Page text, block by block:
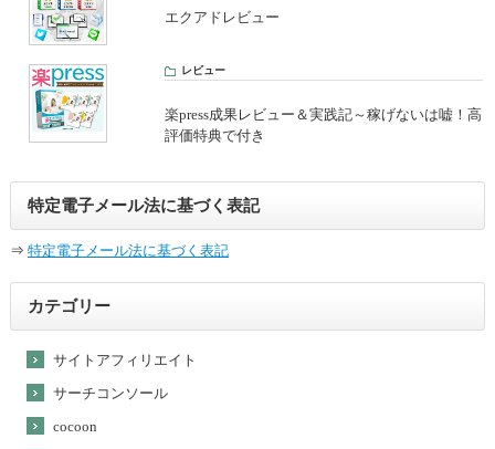
エクアドレビュー
レビュー
楽press成果レビュー＆実践記～稼げないは嘘！高
評価特典で付き
特定電子メール法に基づく表記
⇒ 特定電子メール法に基づく表記
カテゴリー
サイトアフィリエイト
サーチコンソール
cocoon